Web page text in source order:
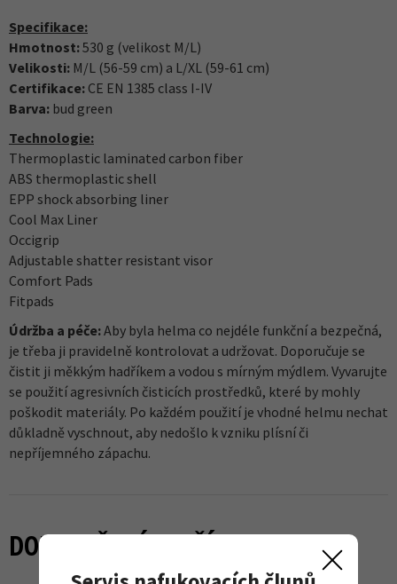
Specifikace:
Hmotnost:530 g (velikost M/L)
Velikosti: M/L (56-59 cm) a L/XL (59-61 cm)
Certifikace: CE EN 1385 class I-IV
Barva: bud green
Technologie:
Thermoplastic laminated carbon fiber
ABS thermoplastic shell
EPP shock absorbing liner
Cool Max Liner
Occigrip
Adjustable shatter resistant visor
Comfort Pads
Fitpads
Údržba a péče:Aby byla helma co nejdéle funkční a bezpečná,
je třeba ji pravidelně kontrolovat a udržovat. Doporučuje se
čistit ji měkkým hadříkem a vodou s mírným mýdlem. Vyvarujte
se použití agresivních čisticích prostředků, které by mohly
poškodit materiály. Po každém použití je vhodné helmu nechat
důkladně vyschnout, aby nedošlo k vzniku plísní či
nepříjemného zápachu.
DOPORUČENÉ ZBOŽÍ